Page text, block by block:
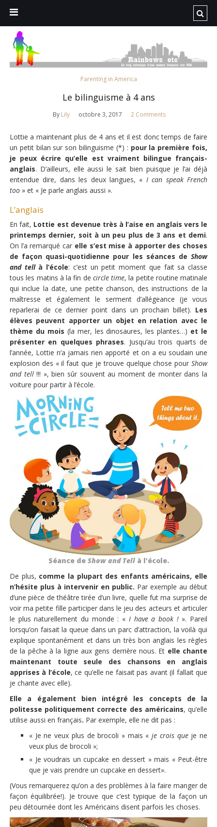
Parenting in America
Le bilinguisme à 4 ans
By Lily octobre 3, 2017 2 Comments
Lottie a maintenant plus de 4 ans et il est donc temps de faire
un petit bilan sur son bilinguisme (*) : pour la première fois,
je peux écrire qu’elle est vraiment bilingue français-
anglais. D’ailleurs, elle aussi le sait bien puisque je l’ai déjà
entendue dire, dans les deux langues, « I can speak French
too » et « Je parle anglais aussi ».
L’anglais
En fait, Lottie est devenue très à l’aise en anglais vers le
printemps dernier, soit à un peu plus de 3 ans et demi.
On l’a remarqué car elle s’est mise à apporter des choses
de façon quasi-quotidienne pour les séances de Show
and tellà l’école: c’est un petit moment que fait sa classe
tous les matins à la fin de circle time, la petite routine matinale
qui inclue la date, une petite chanson, des instructions de la
maîtresse et également le serment d’allégeance (je vous
reparlerai de ce dernier point dans un prochain billet). Les
élèves peuvent apporter un objet en relation avec le
thème du mois (la mer, les dinosaures, les plantes…) et le
présenter en quelques phrases. Jusqu’au trois quarts de
l’année, Lottie n’a jamais rien apporté et on a eu soudain une
explosion des « il faut que je trouve quelque chose pour Show
and tell!!! », bien sûr souvent au moment de monter dans la
voiture pour partir à l’école.
Séance de Show and Tellà l’école.
De plus, comme la plupart des enfants américains, elle
n’hésite plus à intervenir en public. Par exemple au début
d’une pièce de théâtre tirée d’un livre, quelle fut ma surprise de
voir ma petite fille participer dans le jeu des acteurs et articuler
le plus naturellement du monde : « I have a book ! ». Pareil
lorsqu’on faisait la queue dans un parc d’attraction, la voilà qui
explique spontanément et dans un très bon anglais les règles
de la pêche à la ligne aux gens derrière nous. Et elle chante
maintenant toute seule des chansons en anglais
apprises à l’école, ce qu’elle ne faisait pas avant (il fallait que
je chante avec elle).
Elle a également bien intégré les concepts de la
politesse politiquement correcte des américains, qu’elle
utilise aussi en français. Par exemple, elle ne dit pas :
« Je ne veux plus de brocoli » mais «je crois queje ne
veux plus de brocoli »;
« Je voudrais un cupcake en dessert » mais « Peut-être
que je vais prendre un cupcake en dessert».
(Vous remarquerez qu’on a des problèmes à la faire manger de
façon équilibrée!). Je trouve que c’est typique de la façon un
peu détournée dont les Américains disent parfois les choses.